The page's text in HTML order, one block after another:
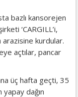
bazlı kansorejen
‘CARGILL’i,
arazisine kurdular.
açtılar, pancar
üç hafta geçti, 35
dağın